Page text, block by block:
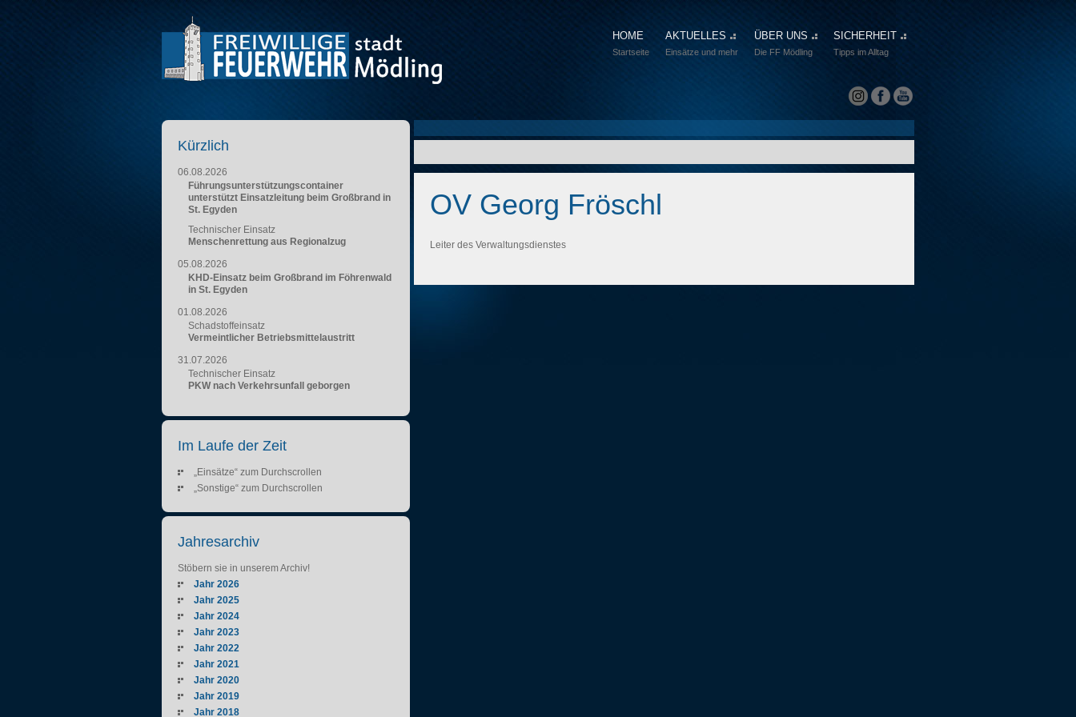
HOME
Startseite
AKTUELLES
Einsätze und mehr
ÜBER UNS
Die FF Mödling
SICHERHEIT
Tipps im Alltag
OV Georg Fröschl
Leiter des Verwaltungsdienstes
Kürzlich
06.08.2026
Führungsunterstützungscontainer
unterstützt Einsatzleitung beim Großbrand in
St. Egyden
Technischer Einsatz
Menschenrettung aus Regionalzug
05.08.2026
KHD-Einsatz beim Großbrand im Föhrenwald
in St. Egyden
01.08.2026
Schadstoffeinsatz
Vermeintlicher Betriebsmittelaustritt
31.07.2026
Technischer Einsatz
PKW nach Verkehrsunfall geborgen
Im Laufe der Zeit
„Einsätze“ zum Durchscrollen
„Sonstige“ zum Durchscrollen
Jahresarchiv
Stöbern sie in unserem Archiv!
Jahr 2026
Jahr 2025
Jahr 2024
Jahr 2023
Jahr 2022
Jahr 2021
Jahr 2020
Jahr 2019
Jahr 2018